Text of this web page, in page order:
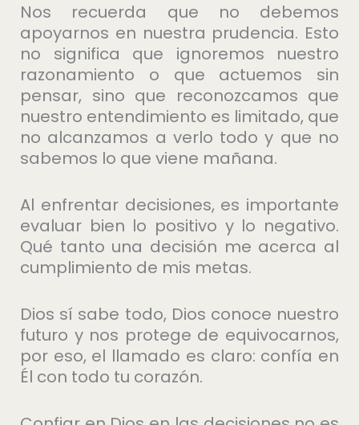
Nos recuerda que no debemos
apoyarnos en nuestra prudencia. Esto
no significa que ignoremos nuestro
razonamiento o que actuemos sin
pensar, sino que reconozcamos que
nuestro entendimiento es limitado, que
no alcanzamos a verlo todo y que no
sabemos lo que viene mañana.
Al enfrentar decisiones, es importante
evaluar bien lo positivo y lo negativo.
Qué tanto una decisión me acerca al
cumplimiento de mis metas.
Dios sí sabe todo, Dios conoce nuestro
futuro y nos protege de equivocarnos,
por eso, el llamado es claro: confía en
Él con todo tu corazón.